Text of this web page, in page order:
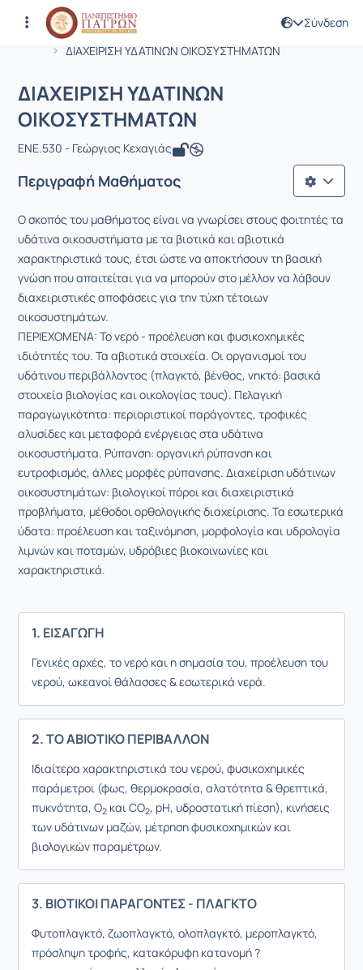
Σύνδεση
Αρχική Σελίδα
ΔΙΑΧΕΙΡΙΣΗ ΥΔΑΤΙΝΩΝ ΟΙΚΟΣΥΣΤΗΜΑΤΩΝ
Μάθημα : ΔΙΑΧΕΙΡΙΣΗ ΥΔΑΤΙΝΩΝ
Κωδικός : ENV112
ΔΙΑΧΕΙΡΙΣΗ ΥΔΑΤΙΝΩΝ
ΟΙΚΟΣΥΣΤΗΜΑΤΩΝ
ENE.530 - Γεώργιος Κεχαγιάς
Περιγραφή Μαθήματος
Ο σκοπός του μαθήματος είναι να γνωρίσει στους φοιτητές τα
υδάτινα οικοσυστήματα με τα βιοτικά και αβιοτικά
χαρακτηριστικά τους, έτσι ώστε να αποκτήσουν τη βασική
γνώση που απαιτείται για να μπορούν στο μέλλον να λάβουν
διαχειριστικές αποφάσεις για την τύχη τέτοιων
οικοσυστημάτων.
ΠΕΡΙΕΧΟΜΕΝΑ: Το νερό - προέλευση και φυσικοχημικές
ιδιότητές του. Τα αβιοτικά στοιχεία. Οι οργανισμοί του
υδάτινου περιβάλλοντος (πλαγκτό, βένθος, νηκτό: βασικά
στοιχεία βιολογίας και οικολογίας τους). Πελαγική
παραγωγικότητα: περιοριστικοί παράγοντες, τροφικές
αλυσίδες και μεταφορά ενέργειας στα υδάτινα
οικοσυστήματα. Ρύπανση: οργανική ρύπανση και
ευτροφισμός, άλλες μορφές ρύπανσης. Διαχείριση υδάτινων
οικοσυστημάτων: βιολογικοί πόροι και διαχειριστικά
προβλήματα, μέθοδοι ορθολογικής διαχείρισης. Τα εσωτερικά
ύδατα: προέλευση και ταξινόμηση, μορφολογία και υδρολογία
λιμνών και ποταμών, υδρόβιες βιοκοινωνίες και
χαρακτηριστικά.
1. ΕΙΣΑΓΩΓΗ
Γενικές αρχές, το νερό και η σημασία του, προέλευση του
νερού, ωκεανοί θάλασσες & εσωτερικά νερά.
2. ΤΟ ΑΒΙΟΤΙΚΟ ΠΕΡΙΒΑΛΛΟΝ
Ιδιαίτερα χαρακτηριστικά του νερού, φυσικοχημικές
παράμετροι (φως, θερμοκρασία, αλατότητα & θρεπτικά,
πυκνότητα, Ο2 και CO2, pH, υδροστατική πίεση), κινήσεις
των υδάτινων μαζών, μέτρηση φυσικοχημικών και
βιολογικών παραμέτρων.
3. ΒΙΟΤΙΚΟΙ ΠΑΡΑΓΟΝΤΕΣ - ΠΛΑΓΚΤΟ
Φυτοπλαγκτό, ζωοπλαγκτό, ολοπλαγκτό, μεροπλαγκτό,
πρόσληψη τροφής, κατακόρυφη κατανομή ?